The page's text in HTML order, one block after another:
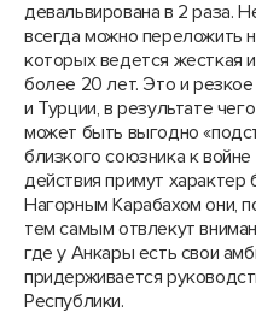
девальвирована в 2 раза.
всегда можно переложить
которых ведется жесткая
более 20 лет. Это и
и Турции, в результате
может быть выгодно
близкого союзника к
действия примут
Нагорным Карабахом они,
тем самым отвлекут
где у Анкары есть свои
придерживается
Республики.